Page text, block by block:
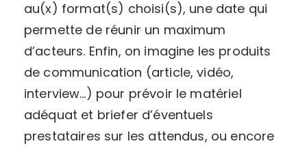
au(x) format(s) choisi(s), une date qui
permette de réunir un maximum
d’acteurs. Enfin, on imagine les produits
de communication (article, vidéo,
interview…) pour prévoir le matériel
adéquat et briefer d’éventuels
prestataires sur les attendus, ou encore